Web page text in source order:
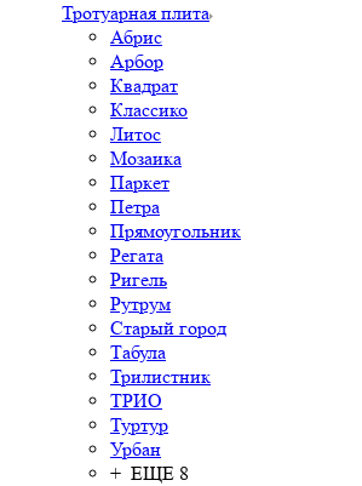
Тротуарная плита
Абрис
Арбор
Квадрат
Классико
Литос
Мозаика
Паркет
Петра
Прямоугольник
Регата
Ригель
Рутрум
Старый город
Табула
Трилистник
ТРИО
Туртур
Урбан
+ ЕЩЕ 8